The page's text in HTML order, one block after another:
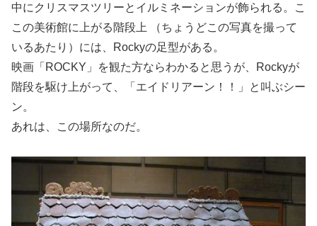
中にクリスマスツリーとイルミネーションが飾られる。こ
この美術館に上がる階段上 （ちょうどこの写真を撮って
いるあたり）には、Rockyの足型がある。
映画「ROCKY」を観た方ならわかると思うが、Rockyが
階段を駆け上がって、「エイドリアーン！！」と叫ぶシー
ン。
あれは、この場所なのだ。